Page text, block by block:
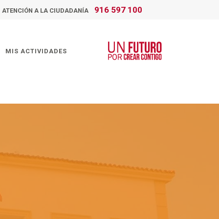
ATENCIÓN A LA CIUDADANÍA 916 597 100
MIS ACTIVIDADES